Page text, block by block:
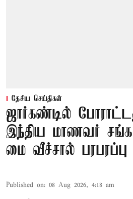
தேசிய செய்திகள்
ஜார்கண்டில்
இந்திய மாணவர்
மை வீச்சால் பரபரப்பு
Published on: 08 Aug 2026, 4:18 am